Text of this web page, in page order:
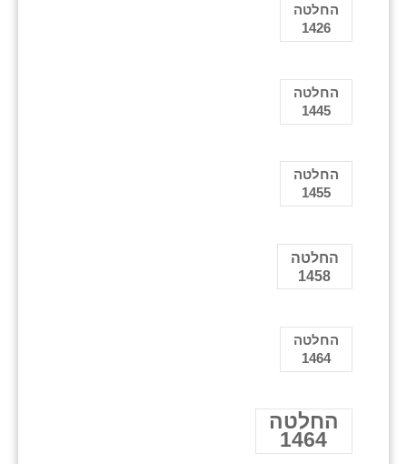
החלטה
1426
החלטה
1445
החלטה
1455
החלטה
1458
החלטה
1464
החלטה
1464